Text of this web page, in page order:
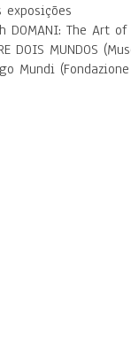
DOMANI: The Art
DOIS MUNDOS
Mundi